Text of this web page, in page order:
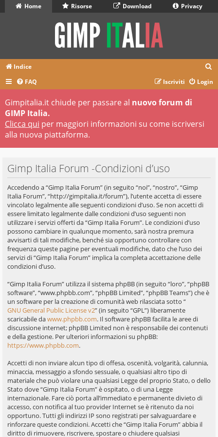
Home Risorse Download Privacy
Indice
r
FAQ Login
Iscriviti
Gimpitalia.it chiude per passare al nuovo forum di
GIMP Italia.
Clicca qui per maggiori informazioni su come iscriversi
alla nuova piattaforma.
Gimp Italia Forum -Condizioni d’uso
Accedendo a “Gimp Italia Forum” (in seguito “noi”, “nostro”, “Gimp
Italia Forum”, “http://gimpitalia.it/forum”), l’utente accetta di essere
vincolato legalmente alle seguenti condizioni d’uso. Se non accetti di
essere limitato legalmente dalle condizioni d’uso seguenti non
utilizzare i servizi offerti da “Gimp Italia Forum”. Le condizioni d’uso
possono cambiare in qualunque momento, sarà nostra premura
avvisarti di tali modifiche, benché sia opportuno controllare con
frequenza queste pagine per eventuali modifiche, dato che l’uso dei
servizi di “Gimp Italia Forum” implica la completa accettazione delle
condizioni d’uso.
“Gimp Italia Forum” utilizza il sistema phpBB (in seguito “loro”, “phpBB
software”, “www.phpbb.com”, “phpBB Limited”, “phpBB Teams”) che è
un software per la creazione di comunità web rilasciata sotto “
GNU General Public License v2” (in seguito “GPL”) liberamente
scaricabile dawww.phpbb.com. Il software phpBB facilita le aree di
discussione internet; phpBB Limited non è responsabile dei contenuti
e della gestione. Per ulteriori informazioni su phpBB:
https://www.phpbb.com.
Accetti di non inviare alcun tipo di offesa, oscenità, volgarità, calunnia,
minaccia, messaggio a sfondo sessuale, o qualsiasi altro tipo di
materiale che può violare una qualsiasi Legge del proprio Stato, o dello
Stato dove “Gimp Italia Forum” è ospitato, o di una Legge
internazionale. Fare ciò porta all’immediato e permanente divieto di
accesso, con notifica al tuo provider Internet se è ritenuto da noi
opportuno. Tutti gli indirizzi IP sono registrati per salvaguardare e
rinforzare queste condizioni. Accetti che “Gimp Italia Forum” abbia il
diritto di rimuovere, riscrivere, spostare o chiudere qualsiasi